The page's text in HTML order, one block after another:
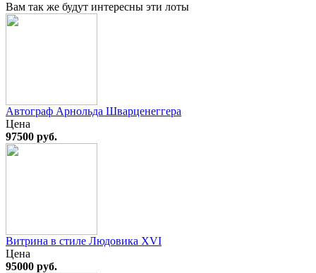
Вам так же будут интересны эти лоты
Автограф Арнольда Шварценеггера
Цена
97500 руб.
Витрина в стиле Людовика XVI
Цена
95000 руб.